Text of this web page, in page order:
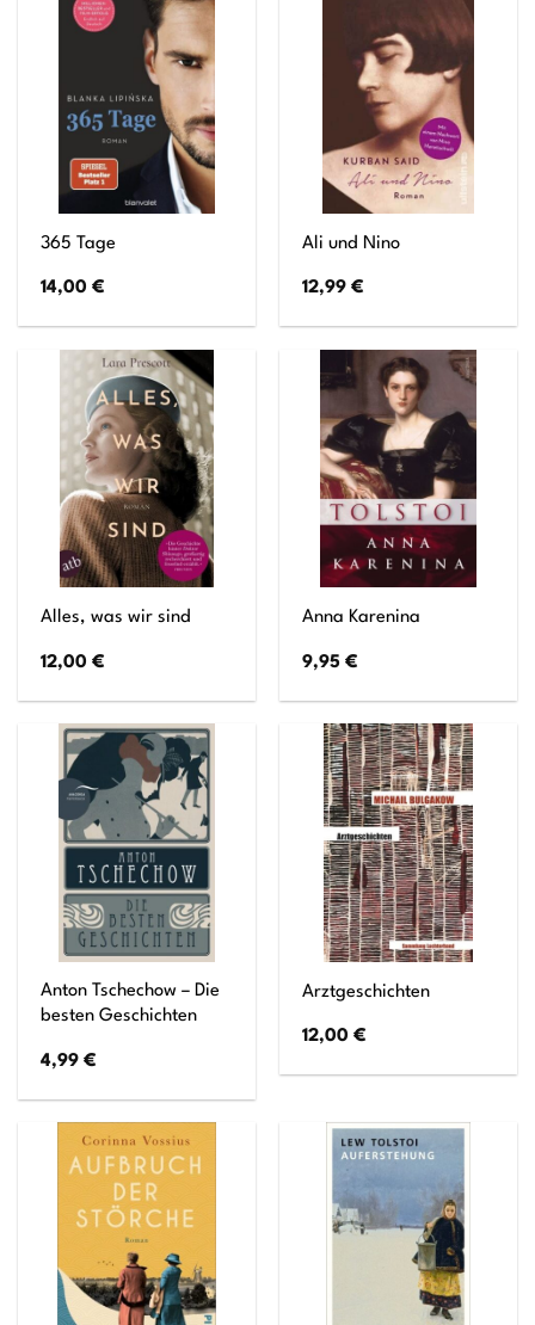
365 Tage
14,00€
Ali und Nino
12,99€
Alles, was wir sind
12,00€
Anna Karenina
9,95€
Anton Tschechow – Die
besten Geschichten
4,99€
Arztgeschichten
12,00€